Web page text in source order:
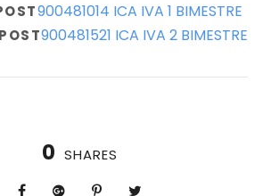
900481014 ICA IVA 1 BIMESTRE
900481521 ICA IVA 2 BIMESTRE
0 SHARES